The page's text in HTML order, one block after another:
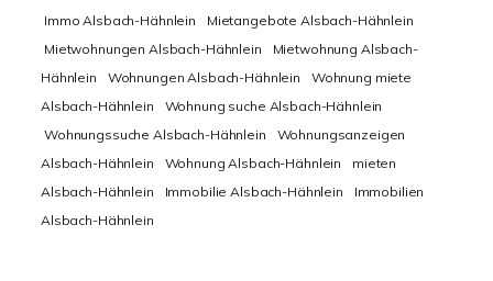
Immo Alsbach-Hähnlein
Mietangebote Alsbach-Hähnlein
Mietwohnungen Alsbach-Hähnlein
Mietwohnung Alsbach-
Hähnlein
Wohnungen Alsbach-Hähnlein
Wohnung miete
Alsbach-Hähnlein
Wohnung suche Alsbach-Hähnlein
Wohnungssuche Alsbach-Hähnlein
Wohnungsanzeigen
Alsbach-Hähnlein
Wohnung Alsbach-Hähnlein
mieten
Alsbach-Hähnlein
Immobilie Alsbach-Hähnlein
Immobilien
Alsbach-Hähnlein